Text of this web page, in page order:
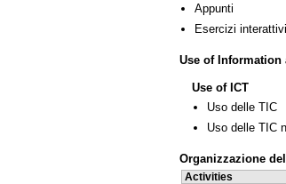
Appunti
Esercizi interattivi
Use of Information
Use of ICT
Uso delle TIC
Uso delle TIC
Organizzazione
Activities